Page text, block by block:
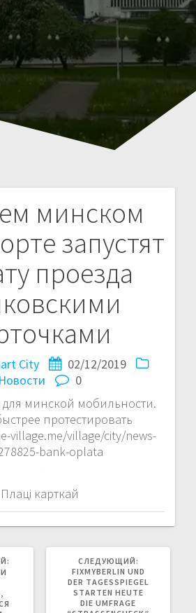
минском
запустят
проезда
City
02/12/2019
Новости
0
минской мобильности.
протестировать
village.me/village/city/news-
bank-oplata
Плаці карткай
СЛЕДУЮЩИЙ:
ЗАПИСЬ:
FIXMYBERLIN UND
DER TAGESSPIEGEL
STARTEN HEUTE
DIE UMFRAGE